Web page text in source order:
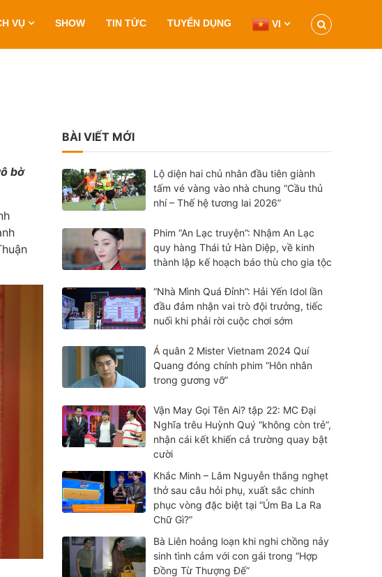
VỤ SHOW TIN TỨC TUYỂN DỤNG VI
bờ
BÀI VIẾT MỚI
Lộ diện hai chủ nhân đầu tiên giành
tấm vé vàng vào nhà chung “Cầu thủ
nhí – Thế hệ tương lai 2026”
Phim “An Lạc truyện”: Nhậm An Lạc
quy hàng Thái tử Hàn Diệp, về kinh
thành lập kế hoạch báo thù cho gia tộc
“Nhà Mình Quá Đỉnh”: Hải Yến Idol lần
đầu đảm nhận vai trò đội trưởng, tiếc
nuối khi phải rời cuộc chơi sớm
Á quân 2 Mister Vietnam 2024 Quí
Quang đóng chính phim “Hôn nhân
trong gương vỡ”
Vận May Gọi Tên Ai? tập 22: MC Đại
Nghĩa trêu Huỳnh Quý “không còn trẻ”,
nhận cái kết khiến cả trường quay bật
cười
Khắc Minh – Lâm Nguyễn thắng nghẹt
thở sau câu hỏi phụ, xuất sắc chinh
phục vòng đặc biệt tại “Úm Ba La Ra
Chữ Gì?”
Bà Liên hoảng loạn khi nghi chồng nảy
sinh tình cảm với con gái trong “Hợp
Đồng Từ Thượng Đế”